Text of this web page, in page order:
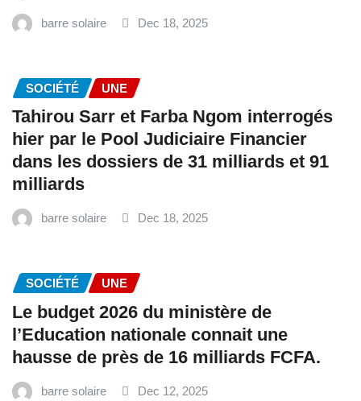
barre solaire Dec 18, 2025
SOCIÉTÉ UNE
Tahirou Sarr et Farba Ngom interrogés
hier par le Pool Judiciaire Financier
dans les dossiers de 31 milliards et 91
milliards
barre solaire Dec 18, 2025
SOCIÉTÉ UNE
Le budget 2026 du ministère de
l’Education nationale connait une
hausse de près de 16 milliards FCFA.
barre solaire Dec 12, 2025